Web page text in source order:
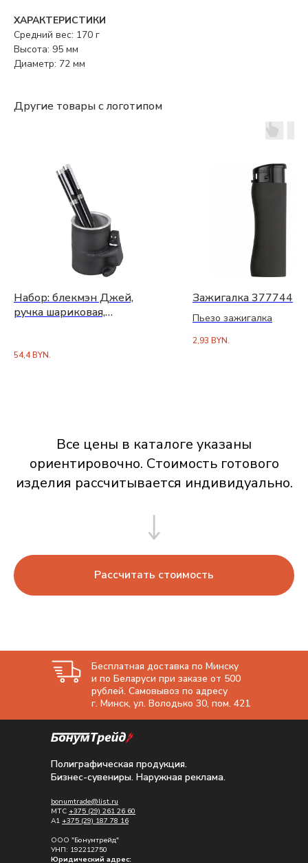
ХАРАКТЕРИСТИКИ
Средний вес: 170 г
Высота: 95 мм
Диаметр: 72 мм
Другие товары с логотипом
Набор: блекмэн Джей,
ручка шариковая,
54,4BYN.
Зажигалка 377744
Пьезо зажигалка
2,93 BYN.
Все цены в каталоге указаны
ориентировочно. Стоимость готового
изделия рассчитывается индивидуально.
Рассчитать стоимость
Бесплатная доставка по Минску
и по Беларуси при заказе от 500
рублей. Самовывоз по адресу
г. Минск, ул. Володько 30, пом. 421
bonumtrade@list.ru
МТС +375 (29) 261 26 60
A1 +375 (29) 187 78 16
ООО "Бонумтрейд"
УНП: 192212750
Юридический адрес:
Полиграфическая продукция.
Бизнес-сувениры. Наружная реклама.